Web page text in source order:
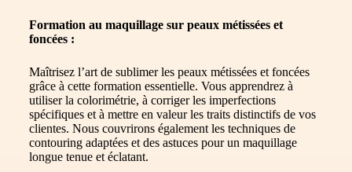
Formation au maquillage sur peaux métissées et
foncées :
Maîtrisez l’art de sublimer les peaux métissées et foncées
grâce à cette formation essentielle. Vous apprendrez à
utiliser la colorimétrie, à corriger les imperfections
spécifiques et à mettre en valeur les traits distinctifs de vos
clientes. Nous couvrirons également les techniques de
contouring adaptées et des astuces pour un maquillage
longue tenue et éclatant.